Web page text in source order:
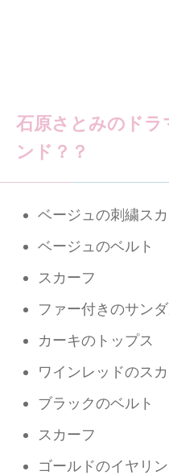
石原さとみのドラ
ンド？？
ベージュの刺繍スカ
ベージュのベルト
スカーフ
ファー付きのサン
カーキのトップス
ワインレッドのス
ブラックのベルト
スカーフ
ゴールドのイヤリ